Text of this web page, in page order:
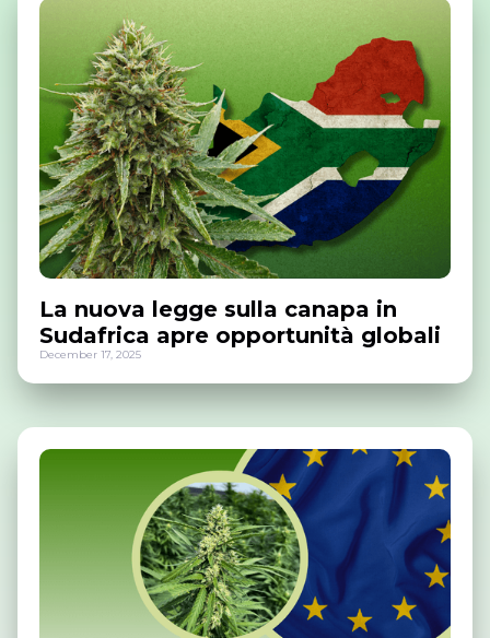
La nuova legge sulla canapa in
Sudafrica apre opportunità globali
December 17, 2025